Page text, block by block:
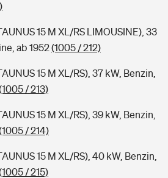
15 M XL/RS LIMOUSINE), 33
ab 1952(1005 / 212)
15 M XL/RS), 37 kW, Benzin,
/ 213)
15 M XL/RS), 39 kW, Benzin,
/ 214)
15 M XL/RS), 40 kW, Benzin,
/ 215)